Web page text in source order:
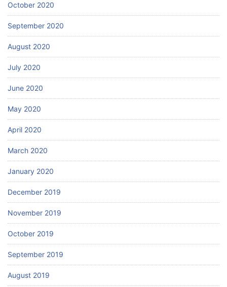
October 2020
September 2020
August 2020
July 2020
June 2020
May 2020
April 2020
March 2020
January 2020
December 2019
November 2019
October 2019
September 2019
August 2019